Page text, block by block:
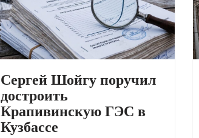
Сергей Шойгу поручил
достроить
Крапивинскую ГЭС в
Кузбассе